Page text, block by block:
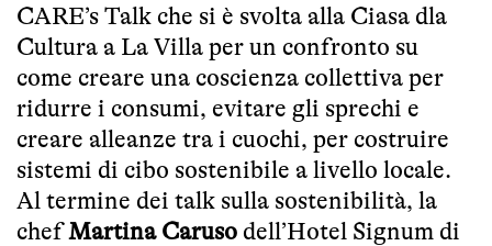
CARE’s Talk che si è svolta alla Ciasa dla
Cultura a La Villa per un confronto su
come creare una coscienza collettiva per
ridurre i consumi, evitare gli sprechi e
creare alleanze tra i cuochi, per costruire
sistemi di cibo sostenibile a livello locale.
Al termine dei talk sulla sostenibilità, la
chefMartina Caruso dell’Hotel Signum di